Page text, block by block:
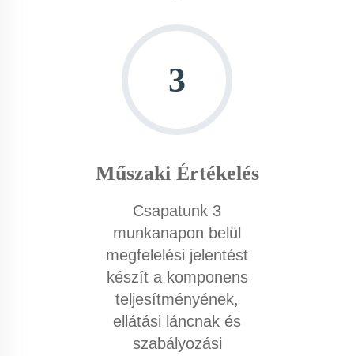
3
Műszaki Értékelés
Csapatunk 3
munkanapon belül
megfelelési jelentést
készít a komponens
teljesítményének,
ellátási láncnak és
szabályozási